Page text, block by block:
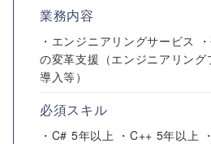
業務内容
・エンジニアリングサービス
の変革支援（エンジニアリン
導入等）
必須スキル
・C# 5年以上 ・C++ 5年以上